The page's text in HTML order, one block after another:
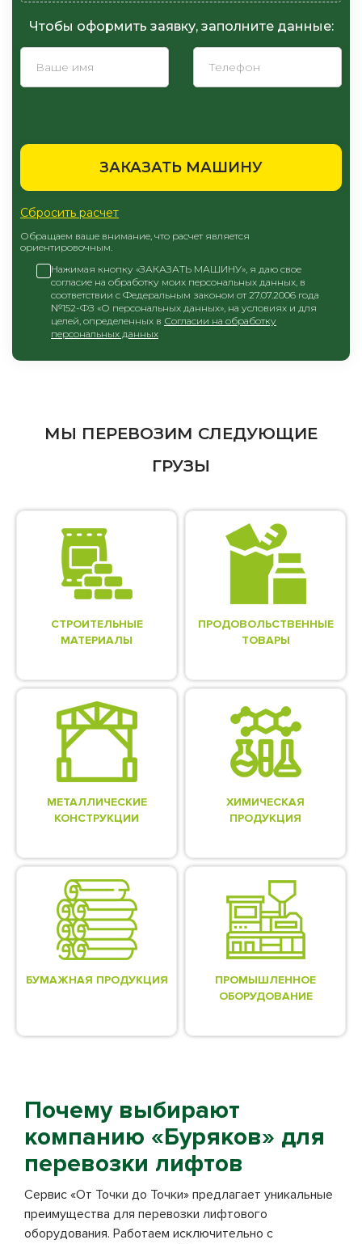
Чтобы оформить заявку, заполните данные:
ЗАКАЗАТЬ МАШИНУ
Обращаем ваше внимание, что расчет является
ориентировочным.
Нажимая кнопку «ЗАКАЗАТЬ МАШИНУ», я даю свое
согласие на обработку моих персональных данных, в
соответствии с Федеральным законом от 27.07.2006 года
№152-ФЗ «О персональных данных», на условиях и для
целей, определенных в Согласии на обработку
персональных данных
Сбросить расчет
МЫ ПЕРЕВОЗИМ СЛЕДУЮЩИЕ
ГРУЗЫ
СТРОИТЕЛЬНЫЕ
МАТЕРИАЛЫ
ПРОДОВОЛЬСТВЕННЫЕ
ТОВАРЫ
МЕТАЛЛИЧЕСКИЕ
КОНСТРУКЦИИ
ХИМИЧЕСКАЯ
ПРОДУКЦИЯ
БУМАЖНАЯ ПРОДУКЦИЯ
ПРОМЫШЛЕННОЕ
ОБОРУДОВАНИЕ
Почему выбирают
компанию «Буряков» для
перевозки лифтов
Сервис «От Точки до Точки» предлагает уникальные
преимущества для перевозки лифтового
оборудования. Работаем исключительно с